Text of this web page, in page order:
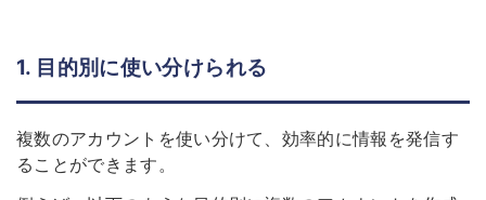
1. 目的別に使い分けられる
複数のアカウントを使い分けて、 効率的に情報を発信す
る ことができます。